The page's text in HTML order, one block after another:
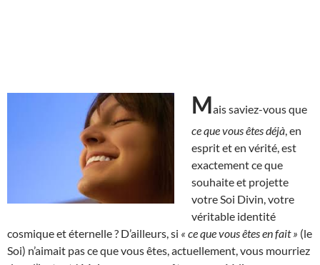
Mais saviez-vous que
ce que vous êtes déjà , en
esprit et en vérité, est
exactement ce que
souhaite et projette
votre Soi Divin, votre
véritable identité
cosmique et éternelle ? D’ailleurs, si « ce que vous êtes en fait » (le
Soi) n’aimait pas ce que vous êtes, actuellement, vous mourriez